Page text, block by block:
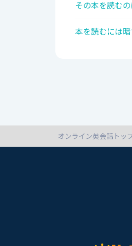
その本を読む
本を読むには
オンライン英会話トッ